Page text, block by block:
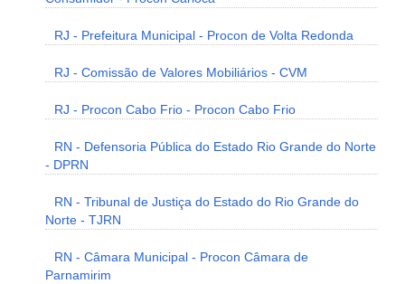
RJ - Prefeitura Municipal - Procon de Volta Redonda
RJ - Comissão de Valores Mobiliários - CVM
RJ - Procon Cabo Frio - Procon Cabo Frio
RN - Defensoria Pública do Estado Rio Grande do Norte
- DPRN
RN - Tribunal de Justiça do Estado do Rio Grande do
Norte - TJRN
RN - Câmara Municipal - Procon Câmara de
Parnamirim